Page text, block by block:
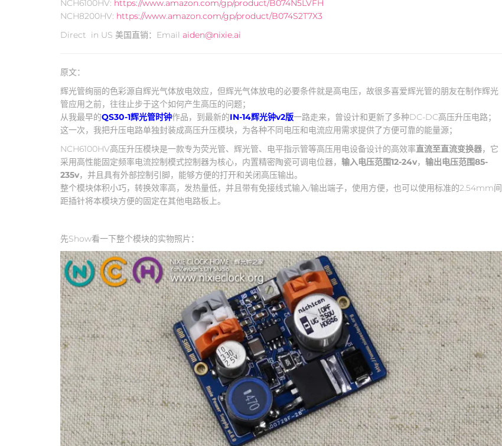
NCH6100HV: https://www.amazon.com/gp/product/B074N5LVFH
NCH8200HV: https://www.amazon.com/gp/product/B074S2T7X3
Direct in US 美国直销：Email aiden@nixie.ai
原文：
辉光管绚丽的色彩源自辉光气体放电效应，但辉光气体放电的必要条件就是高电压，故很多喜爱辉光管的朋友在制作辉光
管应用之前，往往止步于这个如何产生高压的问题；
从我最早的QS30-1辉光管时钟作品，到最新的IN-14辉光钟v2版一路走来，曾设计和更新了多种DC-DC高压升压电路；
这一次，我把升压电路单独封装成高压升压模块，为各种不同电压和电流应用需求提供了方便可靠的能量源；
NCH6100HV高压升压模块是一款专为荧光管、辉光管、电平指示管等高压用电设备设计的高效率直流至直流变换器，它
采用高性能固定频率电流控制模式控制器为核心，内置精密陶瓷可调电位器， 输入电压范围12-24v， 输出电压范围85-
235v，并且具有外部控制引脚，能够方便的打开和关闭高压输出。
整个模块体积小巧，转换效率高，发热量低，并且带有免接线式输入/输出端子，使用方便，也可以使用标准的2.54mm间
距插针将本模块方便的固定在其他电路板上。
先Show看一下整个模块的实物照片：